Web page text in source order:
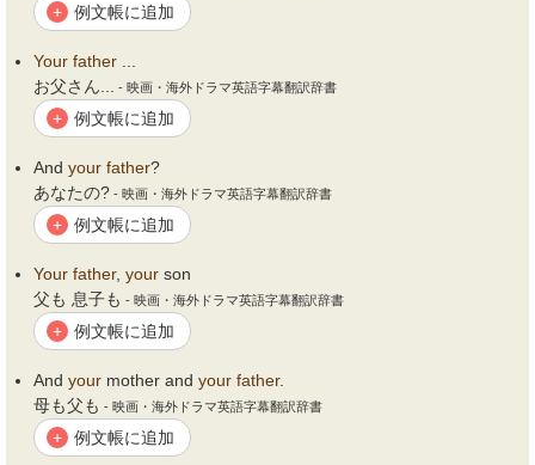
+ 例文帳に追加
Your father
お父さん...
- 映画・海外ドラマ英語字幕翻訳辞書
+ 例文帳に追加
And your father?
あなたの? - 映画・海外ドラマ英語字幕翻訳辞書
+ 例文帳に追加
Your father, your son
父も 息子も - 映画・海外ドラマ英語字幕翻訳辞書
+ 例文帳に追加
And your mother and your father.
母も父も - 映画・海外ドラマ英語字幕翻訳辞書
+ 例文帳に追加